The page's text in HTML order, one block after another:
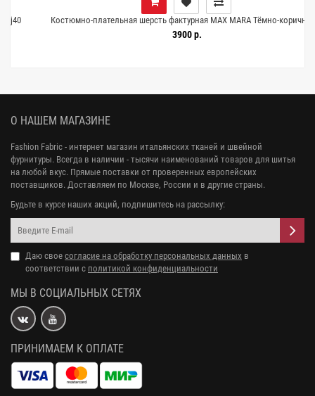
Костюмно-плательная шерсть фактурная MAX MARA Тёмно-коричневая
DJ Н59/1 HH50 25052615
3900 р.
О НАШЕМ МАГАЗИНЕ
Fashion Fabric - интернет магазин итальянских тканей и швейной
фурнитуры. Всегда в наличии - тысячи наименований товаров для шитья
на любой вкус. Прямые поставки от проверенных европейских
поставщиков. Доставляем по Москве, России и в другие страны.
Будьте в курсе наших акций, подпишитесь на рассылку:
Даю свое согласие на обработку персональных данных в
соответствии с политикой конфиденциальности
МЫ В СОЦИАЛЬНЫХ СЕТЯХ
ПРИНИМАЕМ К ОПЛАТЕ